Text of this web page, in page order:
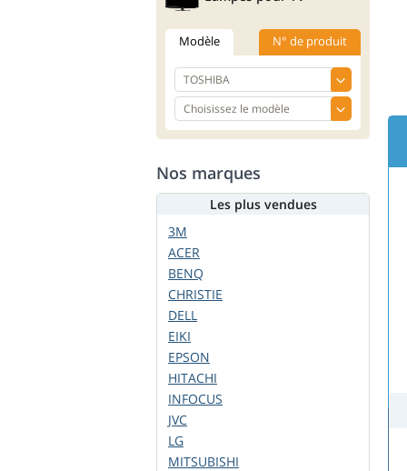
Modèle N° de produit
Nos marques
Les plus vendues
3M
ACER
BENQ
CHRISTIE
DELL
EIKI
EPSON
HITACHI
INFOCUS
JVC
LG
MITSUBISHI